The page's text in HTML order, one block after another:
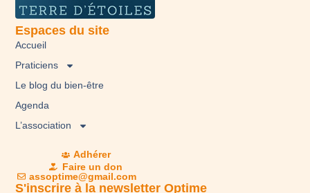
Espaces du site
Accueil
Praticiens
Le blog du bien-être
Agenda
L’association
Adhérer
Faire un don
assoptime@gmail.com
S'inscrire à la newsletter Optime